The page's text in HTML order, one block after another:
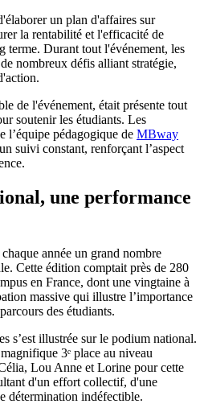
un plan d'affaires sur
la rentabilité et l'efficacité de
terme. Durant tout l'événement, les
nombreux défis alliant stratégie,
de l'événement, était présente tout
soutenir les étudiants. Les
l’équipe pédagogique de MBway
suivi constant, renforçant l’aspect
une performance
année un grand nombre
Cette édition comptait près de 280
en France, dont une vingtaine à
massive qui illustre l’importance
des étudiants.
s’est illustrée sur le podium national.
3ᵉ place au niveau
Lou Anne et Lorine pour cette
d'un effort collectif, d'une
détermination indéfectible.